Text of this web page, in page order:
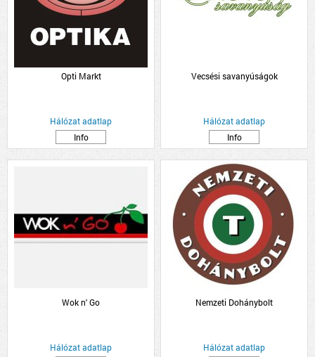
Opti Markt
Hálózat adatlap
Info
Vecsési savanyúságok
Hálózat adatlap
Info
Wok n' Go
Hálózat adatlap
Nemzeti Dohánybolt
Hálózat adatlap